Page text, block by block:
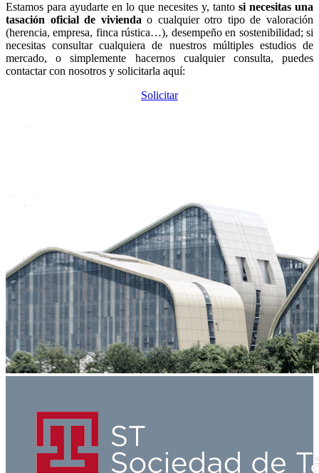
Estamos para ayudarte en lo que necesites y, tanto si necesitas una
tasación oficial de vivienda o cualquier otro tipo de valoración
(herencia, empresa, finca rústica…), desempeño en sostenibilidad; si
necesitas consultar cualquiera de nuestros múltiples estudios de
mercado, o simplemente hacernos cualquier consulta, puedes
contactar con nosotros y solicitarla aquí:
Solicitar